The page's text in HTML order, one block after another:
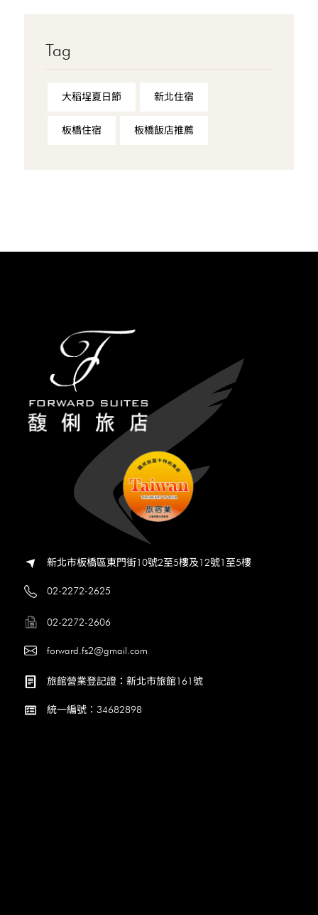
Tag
大稻埕夏日節 新北住宿
板橋住宿 板橋飯店推薦
新北市板橋區東門街10號2至5樓及12號1至5樓
02-2272-2625
02-2272-2606
forward.fs2@gmail.com
旅館營業登記證：新北市旅館161號
統一編號：34682898